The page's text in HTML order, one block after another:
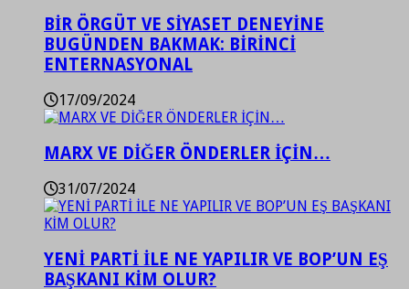
BİR ÖRGÜT VE SİYASET DENEYİNE
BUGÜNDEN BAKMAK: BİRİNCİ
ENTERNASYONAL
17/09/2024
MARX VE DİĞER ÖNDERLER İÇİN…
31/07/2024
YENİ PARTİ İLE NE YAPILIR VE BOP’UN EŞ
BAŞKANI KİM OLUR?